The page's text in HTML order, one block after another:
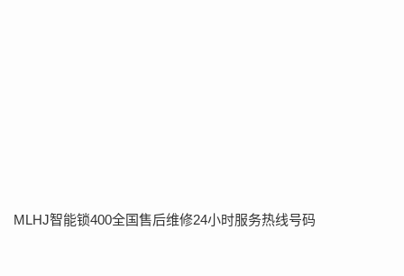
MLHJ智能锁400全国售后维修24小时服务热线号码